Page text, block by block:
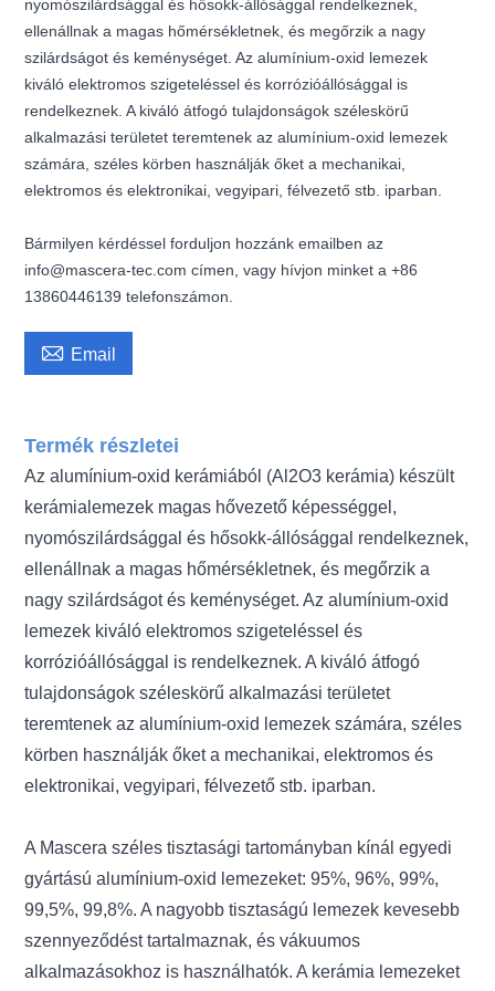
nyomószilárdsággal és hősokk-állósággal rendelkeznek,
ellenállnak a magas hőmérsékletnek, és megőrzik a nagy
szilárdságot és keménységet. Az alumínium-oxid lemezek
kiváló elektromos szigeteléssel és korrózióállósággal is
rendelkeznek. A kiváló átfogó tulajdonságok széleskörű
alkalmazási területet teremtenek az alumínium-oxid lemezek
számára, széles körben használják őket a mechanikai,
elektromos és elektronikai, vegyipari, félvezető stb. iparban.
Bármilyen kérdéssel forduljon hozzánk emailben az
info@mascera-tec.com címen, vagy hívjon minket a +86
13860446139 telefonszámon.
 Email
Termék részletei
Az alumínium-oxid kerámiából (Al2O3 kerámia) készült
kerámialemezek magas hővezető képességgel,
nyomószilárdsággal és hősokk-állósággal rendelkeznek,
ellenállnak a magas hőmérsékletnek, és megőrzik a
nagy szilárdságot és keménységet. Az alumínium-oxid
lemezek kiváló elektromos szigeteléssel és
korrózióállósággal is rendelkeznek. A kiváló átfogó
tulajdonságok széleskörű alkalmazási területet
teremtenek az alumínium-oxid lemezek számára, széles
körben használják őket a mechanikai, elektromos és
elektronikai, vegyipari, félvezető stb. iparban.
A Mascera széles tisztasági tartományban kínál egyedi
gyártású alumínium-oxid lemezeket: 95%, 96%, 99%,
99,5%, 99,8%. A nagyobb tisztaságú lemezek kevesebb
szennyeződést tartalmaznak, és vákuumos
alkalmazásokhoz is használhatók. A kerámia lemezeket